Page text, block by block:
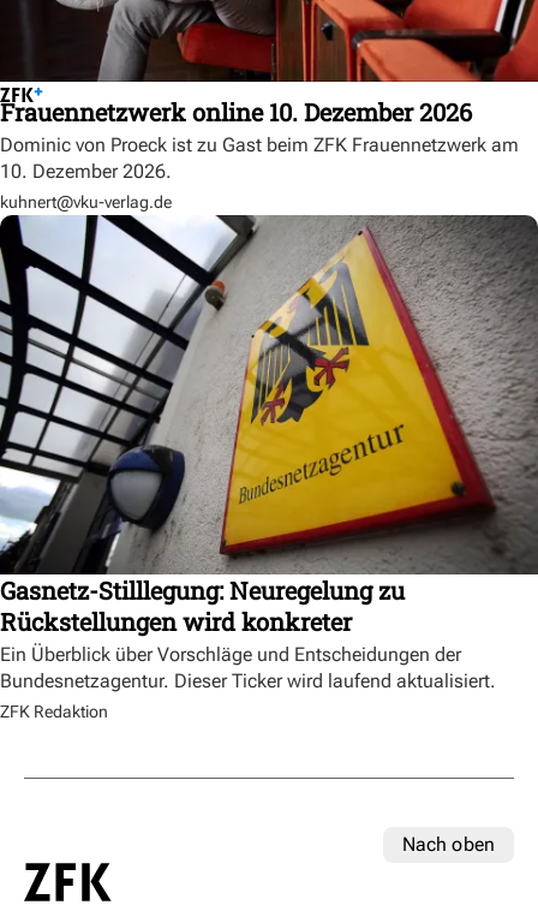
Frauennetzwerk online 10. Dezember 2026
Dominic von Proeck ist zu Gast beim ZFK Frauennetzwerk am
10. Dezember 2026.
kuhnert@vku-verlag.de
Gasnetz-Stilllegung: Neuregelung zu
Rückstellungen wird konkreter
Ein Überblick über Vorschläge und Entscheidungen der
Bundesnetzagentur. Dieser Ticker wird laufend aktualisiert.
ZFK Redaktion
Nach oben